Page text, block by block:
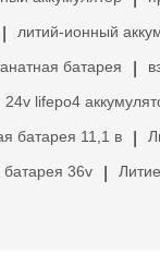
литий-ионный
батарея
24v lifepo4
батарея 11,1 в
батарея 36v